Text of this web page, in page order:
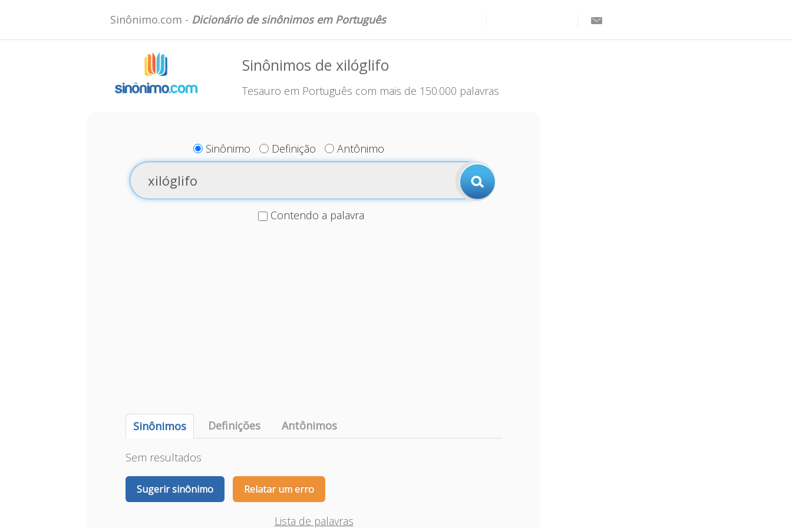
Sinônimo.com - Dicionário de sinônimos em Português
Sinônimos de xilóglifo
Tesauro em Português com mais de 150.000 palavras
Sinônimo Definição Antônimo
Contendo a palavra
Sinônimos Definições Antônimos
Sem resultados
Sugerir sinônimo Relatar um erro
Lista de palavras